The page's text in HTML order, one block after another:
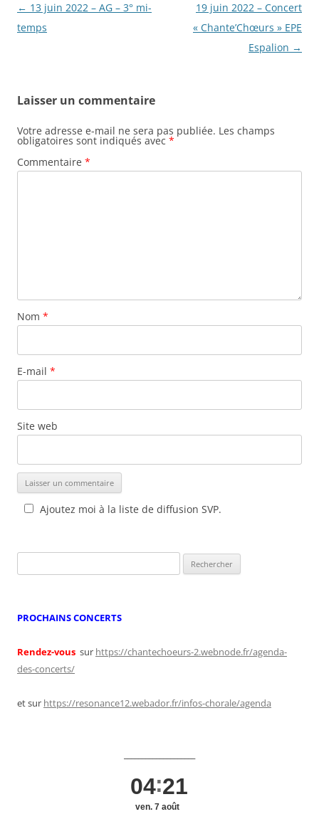
Navigation
des
← 13 juin 2022 – AG – 3° mi-
temps
19 juin 2022 – Concert
« Chante’Chœurs » EPE
Espalion →
Laisser un commentaire
Votre adresse e-mail ne sera pas publiée. Les champs
obligatoires sont indiqués avec *
Commentaire *
Nom *
E-mail *
Site web
Ajoutez moi à la liste de diffusion SVP.
PROCHAINS CONCERTS
Rendez-vous sur https://chantechoeurs-2.webnode.fr/agenda-
des-concerts/
et sur https://resonance12.webador.fr/infos-chorale/agenda
04 21
ven. 7 août